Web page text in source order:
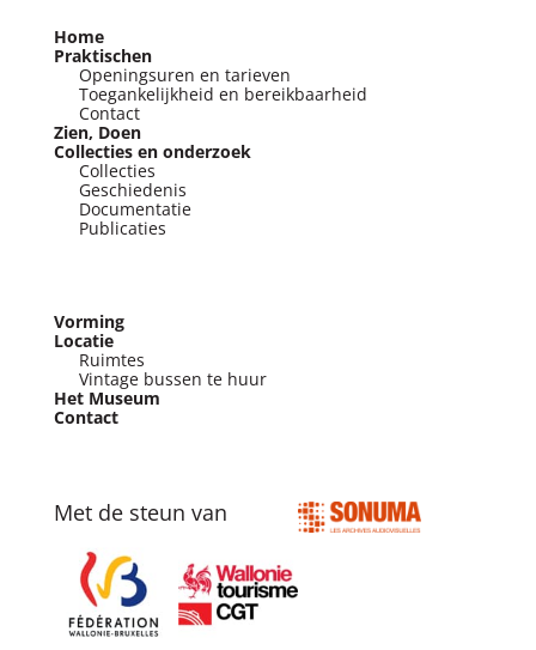
Home
Praktischen
Openingsuren en tarieven
Toegankelijkheid en bereikbaarheid
Contact
Zien, Doen
Collecties en onderzoek
Collecties
Geschiedenis
Documentatie
Publicaties
Vorming
Locatie
Ruimtes
Vintage bussen te huur
Het Museum
Contact
Met de steun van